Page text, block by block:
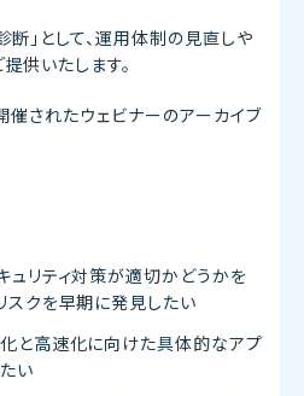
断」として、運用体制の見直しや
供いたします。
催されたウェビナーのアーカイブ
ュリティ対策が適切かどうかを
スクを早期に発見したい
と高速化に向けた具体的なアプ
い